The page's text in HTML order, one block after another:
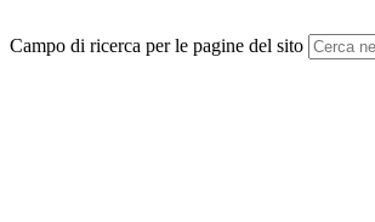
Campo di ricerca per le pagine del sito